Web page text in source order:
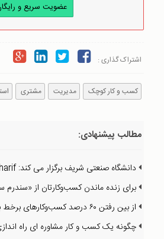
عضویت سریع و
اشتراک گذاری :
کسب و کار کوچک مدیریت مشتری
مطالب پیشنهادی:
دانشگاه صنعتی شریف برگزار می کند: CodeJam3" "Sharif
برای زنده ماندن کسب‌وکارتان از «سندرم
از بین رفتن ۶۰ درصد کسب‌و‌کارهای برخط با حملات سایبری
چگونه يک کسب و کار مشاوره ای راه